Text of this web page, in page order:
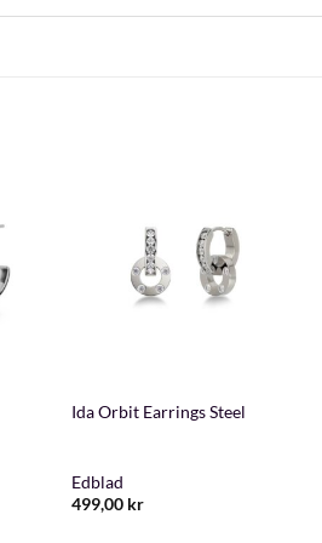
Ida Orbit Earrings Steel
Edblad
499,00 kr